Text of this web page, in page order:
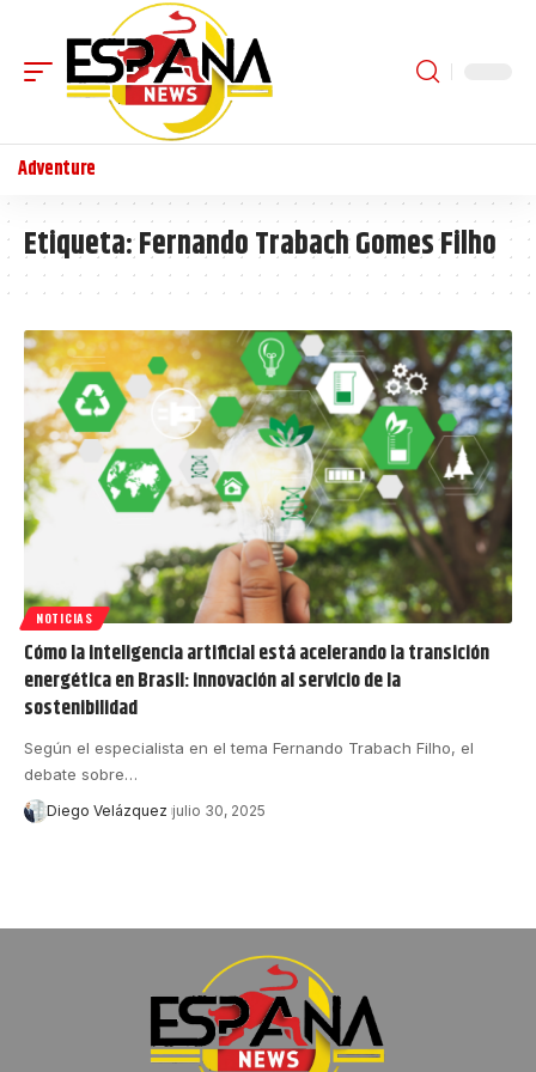
Adventure
Etiqueta:Fernando Trabach Gomes Filho
NOTICIAS
Cómo la inteligencia artificial está acelerando la transición
energética en Brasil: innovación al servicio de la
sostenibilidad
Según el especialista en el tema Fernando Trabach Filho, el
debate sobre…
Diego Velázquez julio 30, 2025